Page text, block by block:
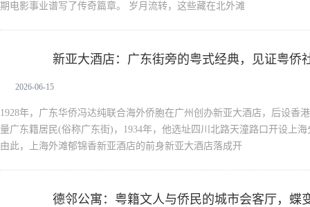
期电影事业谱写了传奇篇章。 岁月流转，这些藏在北外滩
新亚大酒店：广东街旁的粤式经典，见证粤侨
2026-06-15
1928年，广东华侨冯达纯联合海外侨胞在广州创办新亚大酒店，后设香
量广东籍居民(俗称广东街)，1934年，他选址四川北路天潼路口开设上
由此，上海外滩郁锦香新亚酒店的前身新亚大酒店落成开
德邻公寓：粤籍文人与侨民的城市会客厅，蝶